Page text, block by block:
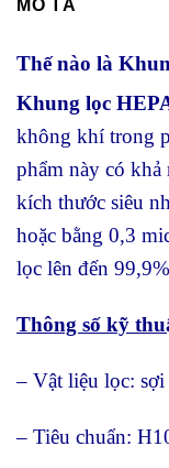
MÔ TẢ
Thế nào là
Khung lọc
không khí trong
phẩm này có
kích thước siêu
hoặc bằng 0,3
lọc lên đến
Thông số kỹ
– Vật liệu lọc:
– Tiêu chuẩn: